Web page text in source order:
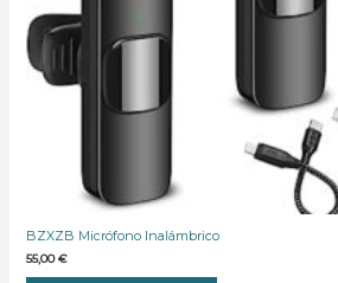
BZXZB Micrófono Inalámbrico
55,00€